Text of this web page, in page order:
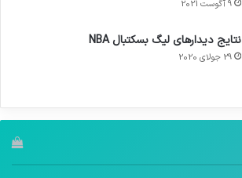
9 آگوست 2021
نتایج دیدار‌های لیگ بسکتبال NBA
29 جولای 2020